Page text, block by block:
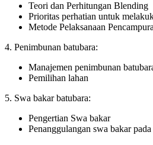
Teori dan Perhitungan Blending
Prioritas perhatian untuk
Metode Pelaksanaan
4. Penimbunan batubara:
Manajemen penimbunan
Pemilihan lahan
5. Swa bakar batubara:
Pengertian Swa bakar
Penanggulangan swa bakar